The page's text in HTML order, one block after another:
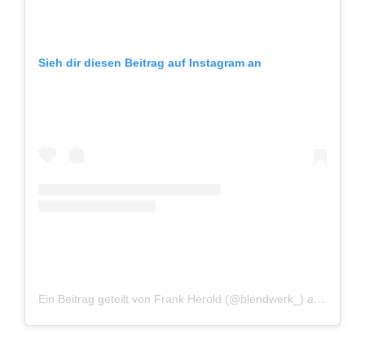
Sieh dir diesen Beitrag auf Instagram an
Ein Beitrag geteilt von Frank Herold (@blendwerk_) am